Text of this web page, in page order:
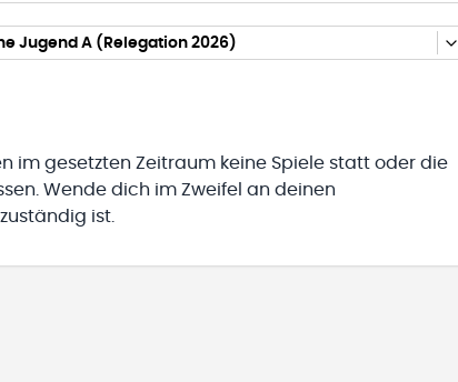
Jugend A (Relegation 2026)
im gesetzten Zeitraum keine Spiele statt oder die
Wende dich im Zweifel an deinen
ist.